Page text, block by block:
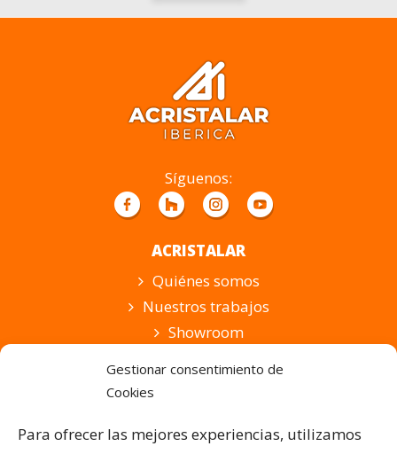
Gestionar consentimiento de
Cookies
Para ofrecer las mejores experiencias, utilizamos
Síguenos:
ACRISTALAR
Quiénes somos
Nuestros trabajos
Showroom
PRODUCTOS Y SERVICIOS
Pérgolas Bioclimáticas